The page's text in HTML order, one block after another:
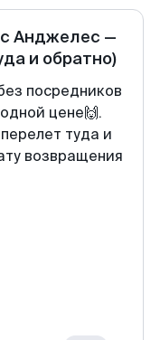
Анджелес —
и обратно)
посредников
цене🙌.
туда и
возвращения